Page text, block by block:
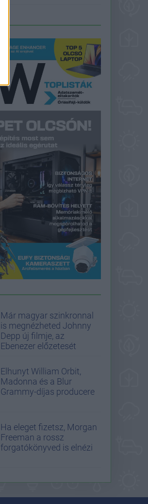
Már magyar szinkronnal
is megnézheted Johnny
Depp új filmje, az
Ebenezer előzetesét
Elhunyt William Orbit,
Madonna és a Blur
Grammy-díjas producere
Ha eleget fizetsz, Morgan
Freeman a rossz
forgatókönyved is elnézi